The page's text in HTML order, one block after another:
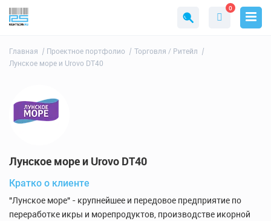
0
Главная Проектное портфолио
Торговля / Ритейл
Лунское море и Urovo DT40
Лунское море и Urovo DT40
Кратко о клиенте
"Лунское море" - крупнейшее и передовое предприятие по
переработке икры и морепродуктов, производстве икорной